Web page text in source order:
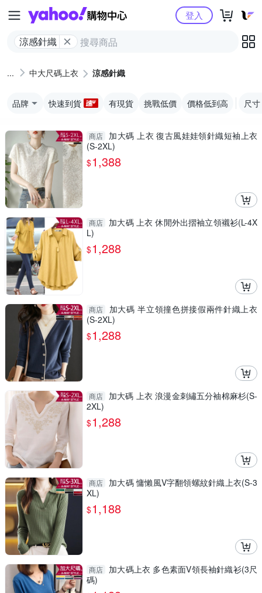
Yahoo購物中心
涼感針織
登入
中大尺碼上衣 涼感針織
品牌 快速到貨 有現貨 挑戰低價 價格低到高 尺寸
商店
加大碼 上衣 復古風娃娃領針織短袖上衣
(S-2XL)
$1,388
商店
加大碼 上衣 休閒外出摺袖立領襯衫(L-4X
L)
$1,288
商店
加大碼 半立領撞色拼接假兩件針織上衣
(S-2XL)
$1,288
商店
加大碼 上衣 浪漫金刺繡五分袖棉麻杉(S-
2XL)
$1,288
商店
加大碼 慵懶風V字翻領螺紋針織上衣(S-3
XL)
$1,188
商店
加大碼上衣 多色素面V領長袖針織衫(3尺
碼)